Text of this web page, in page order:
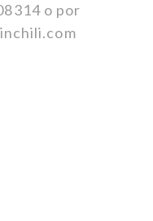
o por